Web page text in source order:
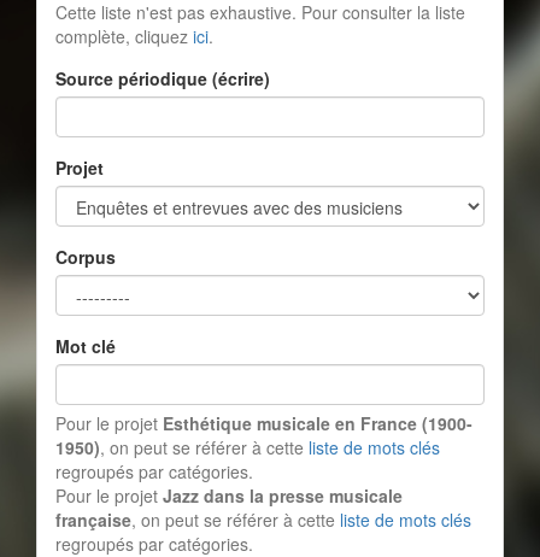
Cette liste n'est pas exhaustive. Pour consulter la liste
complète, cliquez ici.
Source périodique (écrire)
Projet
Corpus
Mot clé
Pour le projet Esthétique musicale en France (1900-
1950), on peut se référer à cette liste de mots clés
regroupés par catégories.
Pour le projet Jazz dans la presse musicale
française, on peut se référer à cette liste de mots clés
regroupés par catégories.